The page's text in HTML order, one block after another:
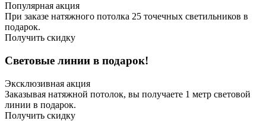
Популярная акция
При заказе натяжного потолка 25 точечных светильников в
подарок.
Получить скидку
Световые линии в подарок!
Эксклюзивная акция
Заказывая натяжной потолок, вы получаете 1 метр световой
линии в подарок.
Получить скидку